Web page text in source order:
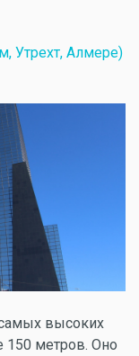
Утрехт, Алмере)
высоких
150 метров. Оно